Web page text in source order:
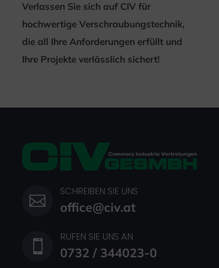
Verlassen Sie sich auf CIV für
hochwertige Verschraubungstechnik,
die all Ihre Anforderungen erfüllt und
Ihre Projekte verlässlich sichert!

SCHREIBEN SIE UNS
office@civ.at

RUFEN SIE UNS AN
0732 / 344023-0